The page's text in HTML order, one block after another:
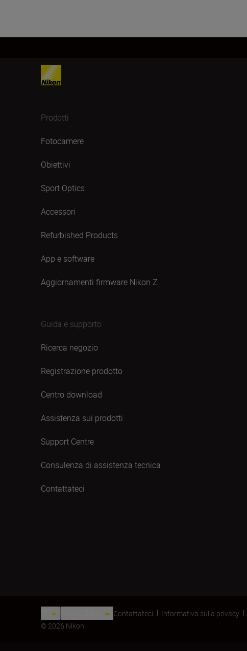
Prodotti
Fotocamere
Obiettivi
Sport Optics
Accessori
Refurbished Products
App e software
Aggiornamenti firmware Nikon Z
Guida e supporto
Ricerca negozio
Registrazione prodotto
Centro download
Assistenza sui prodotti
Support Centre
Consulenza di assistenza tecnica
Contattateci
Contattateci Informativa sulla privacy
© 2026 Nikon